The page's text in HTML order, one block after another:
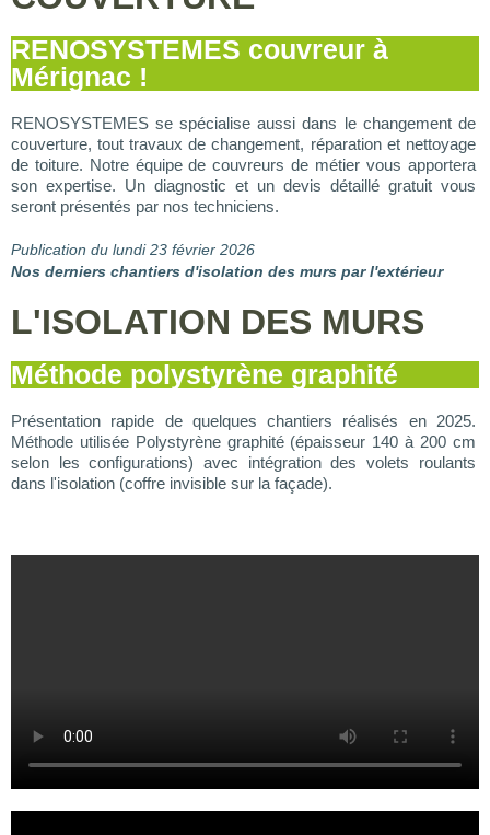
RENOSYSTEMES couvreur à
Mérignac !
RENOSYSTEMES se spécialise aussi dans le changement de
couverture, tout travaux de changement, réparation et nettoyage
de toiture. Notre équipe de couvreurs de métier vous apportera
son expertise. Un diagnostic et un devis détaillé gratuit vous
seront présentés par nos techniciens.
Publication du lundi 23 février 2026
Nos derniers chantiers d'isolation des murs par l'extérieur
L'ISOLATION DES MURS
Méthode polystyrène graphité
Présentation rapide de quelques chantiers réalisés en 2025.
Méthode utilisée Polystyrène graphité (épaisseur 140 à 200 cm
selon les configurations) avec intégration des volets roulants
dans l'isolation (coffre invisible sur la façade).